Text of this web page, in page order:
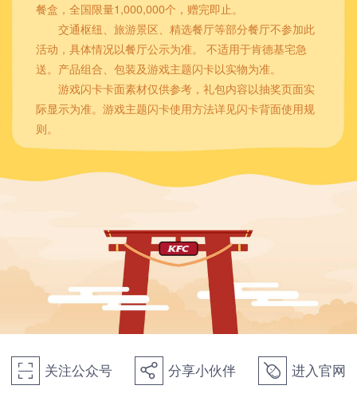
餐盒，全国限量1,000,000个，赠完即止。
交通枢纽、旅游景区、精选餐厅等部分餐厅不参加此
活动，具体情况以餐厅公示为准。 不适用于肯德基宅急
送。产品组合、包装及游戏主题闪卡以实物为准。
游戏闪卡卡面素材仅供参考，礼包内容以抽奖页面实
际显示为准。游戏主题闪卡使用方法详见闪卡背面使用规
则。
򰀁 关注公众号 򰀂 分享小伙伴 򰀄 进入官网